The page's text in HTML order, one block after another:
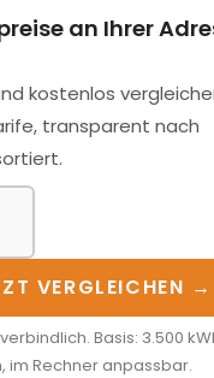
an Ihrer
kostenlos
transparent nach
VERGLEICHEN →
Basis: 3.500
im Rechner anpassbar.